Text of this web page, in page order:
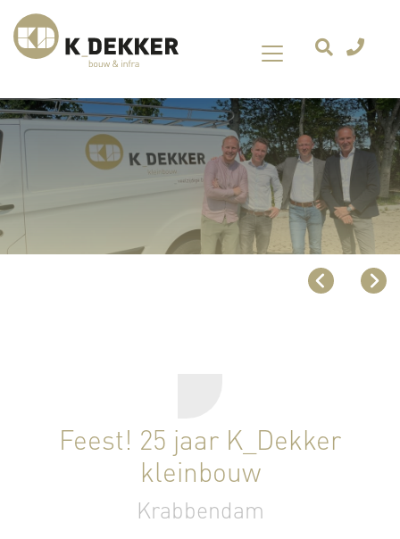
Feest! 25 jaar K_Dekker
kleinbouw
Krabbendam